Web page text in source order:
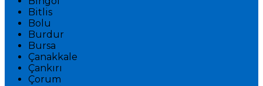
Bitlis
Bolu
Burdur
Bursa
Çanakkale
Çankırı
Çorum